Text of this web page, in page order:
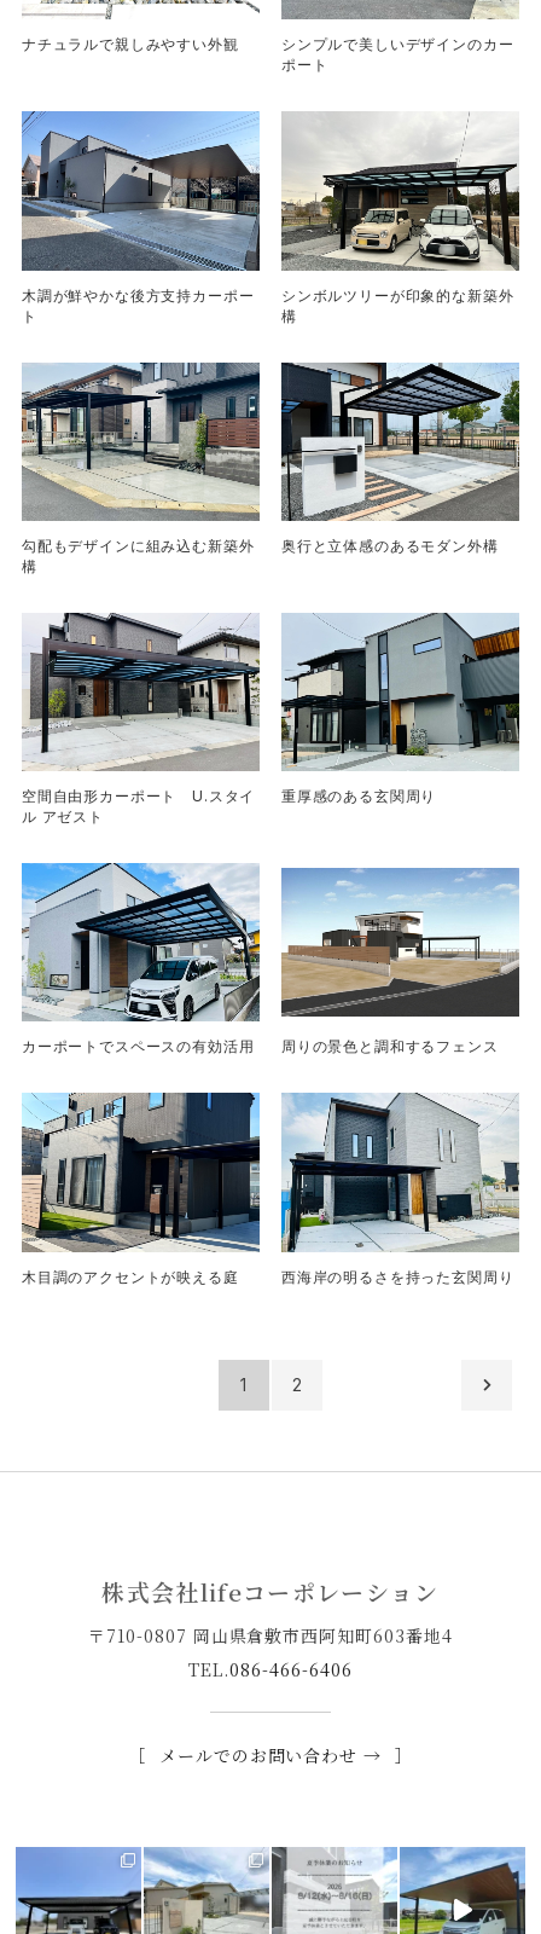
ナチュラルで親しみやすい外観
シンプルで美しいデザインのカー
ポート
木調が鮮やかな後方支持カーポー
ト
シンボルツリーが印象的な新築外
構
勾配もデザインに組み込む新築外
構
奥行と立体感のあるモダン外構
空間自由形カーポート U.スタイ
ル アゼスト
重厚感のある玄関周り
カーポートでスペースの有効活用 周りの景色と調和するフェンス
木目調のアクセントが映える庭 西海岸の明るさを持った玄関周り
1 2
株式会社lifeコーポレーション
〒710-0807 岡山県倉敷市西阿知町603番地4
TEL.086-466-6406
メールでのお問い合わせ →